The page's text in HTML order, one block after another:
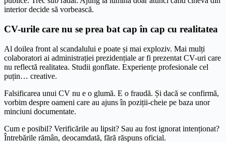
interior decide să vorbească.
CV-urile care nu se prea bat cap în cap cu realitatea
Al doilea front al scandalului e poate și mai exploziv. Mai mulți
colaboratori ai administrației prezidențiale ar fi prezentat CV-uri care
nu reflectă realitatea. Studii gonflate. Experiențe profesionale cel
puțin… creative.
Falsificarea unui CV nu e o glumă. E o fraudă. Și dacă se confirmă,
vorbim despre oameni care au ajuns în poziții-cheie pe baza unor
minciuni documentate.
Cum e posibil? Verificările au lipsit? Sau au fost ignorat intenționat?
Întrebările rămân, deocamdată, fără răspuns oficial.